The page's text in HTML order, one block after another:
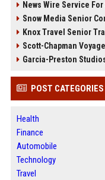
News Wire Service
Snow Media Senior
Knox Travel Senior
Scott-Chapman
Garcia-Preston
POST CATEGORIES
Health
Finance
Automobile
Technology
Travel